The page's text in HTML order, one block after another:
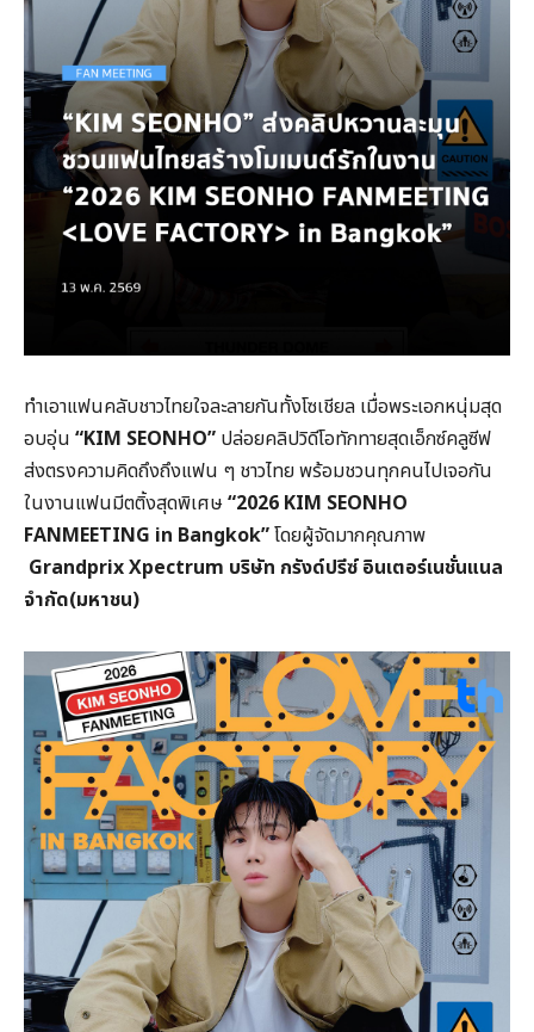
ทำเอาแฟนคลับชาวไทยใจละลายกันทั้งโซเชียล เมื่อพระเอกหนุ่มสุด
อบอุ่น “KIM SEONHO” ปล่อยคลิปวิดีโอทักทายสุดเอ็กซ์คลูซีฟ
ส่งตรงความคิดถึงถึงแฟน ๆ ชาวไทยพร้อมชวนทุกคนไปเจอกัน
ในงานแฟนมีตติ้งสุดพิเศษ“2026 KIM SEONHO
FANMEETING in Bangkok”โดยผู้จัดมากคุณภาพ
Grandprix Xpectrum บริษัท กรังด์ปรีซ์ อินเตอร์เนชั่นแนล
จำกัด(มหาชน)